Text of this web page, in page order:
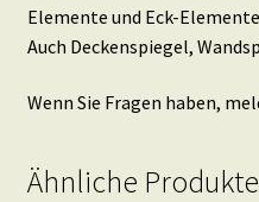
Elemente und Eck-
Auch Deckenspiegel,
Wenn Sie Fragen haben,
Ähnliche Produkte